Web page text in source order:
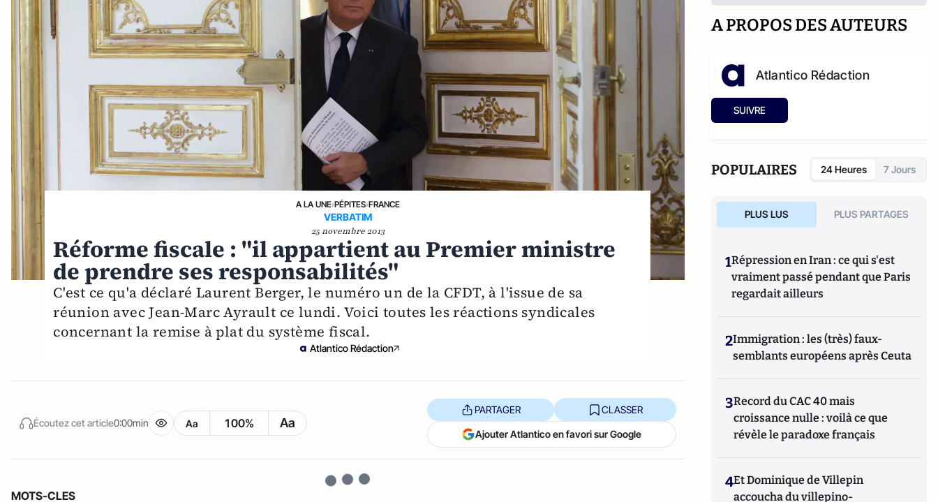
A LA UNE›PÉPITES›FRANCE
VERBATIM
25 novembre 2013
Réforme fiscale : "il appartient au Premier ministre
de prendre ses responsabilités"
C'est ce qu'a déclaré Laurent Berger, le numéro un de la CFDT, à l'issue de sa
réunion avec Jean-Marc Ayrault ce lundi. Voici toutes les réactions syndicales
concernant la remise à plat du système fiscal.
Atlantico Rédaction
Écoutez cet article0:00min Aa 100% Aa
PARTAGER CLASSER
Ajouter Atlantico en favori sur Google
MOTS-CLES
A PROPOS DES AUTEURS
Atlantico Rédaction
SUIVRE
POPULAIRES 24 Heures 7 Jours
PLUS LUS PLUS PARTAGES
1Répression en Iran : ce qui s'est
vraiment passé pendant que Paris
regardait ailleurs
2Immigration : les (très) faux-
semblants européens après Ceuta
3Record du CAC 40 mais
croissance nulle : voilà ce que
révèle le paradoxe français
4Et Dominique de Villepin
accoucha du villepino-